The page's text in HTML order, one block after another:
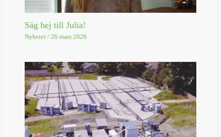
Säg hej till Julia!
Nyheter/ 26 mars 2026